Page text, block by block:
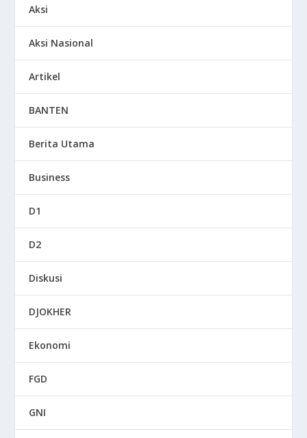
Aksi
Aksi Nasional
Artikel
BANTEN
Berita Utama
Business
D1
D2
Diskusi
DJOKHER
Ekonomi
FGD
GNI